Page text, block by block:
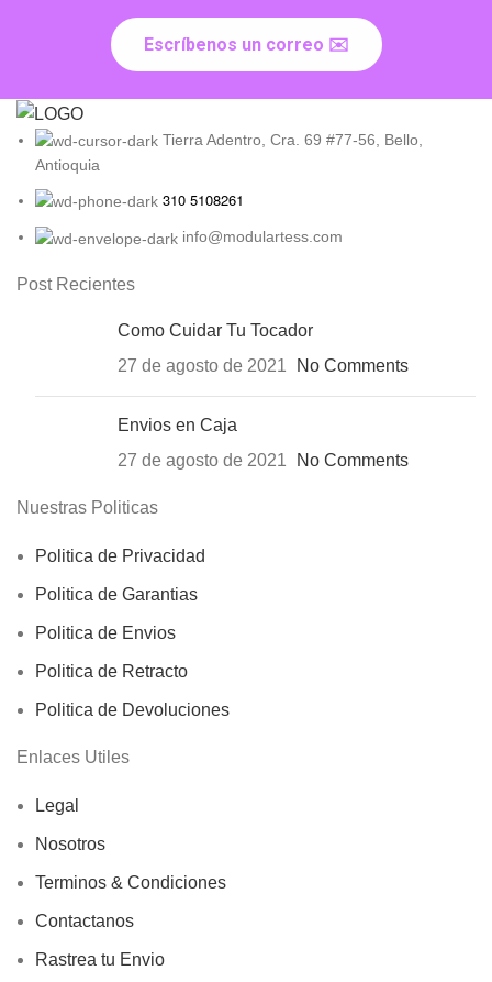
Escríbenos un correo ✉️
Tierra Adentro, Cra. 69 #77-56, Bello,
Antioquia
310 5108261
info@modulartess.com
Post Recientes
Como Cuidar Tu Tocador
27 de agosto de 2021
No Comments
Envios en Caja
27 de agosto de 2021
No Comments
Nuestras Politicas
Politica de Privacidad
Politica de Garantias
Politica de Envios
Politica de Retracto
Politica de Devoluciones
Enlaces Utiles
Legal
Nosotros
Terminos & Condiciones
Contactanos
Rastrea tu Envio